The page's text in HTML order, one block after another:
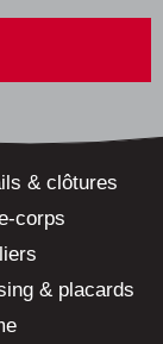
& clôtures
corps
& placards